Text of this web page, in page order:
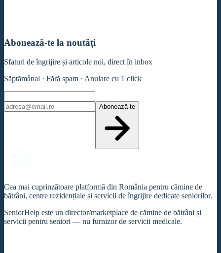
Abonează-te la noutăți
Sfaturi de îngrijire și articole noi, direct în inbox
Săptămânal · Fără spam · Anulare cu 1 click
Abonează-te
Cea mai cuprinzătoare platformă din România pentru cămine de
bătrâni, centre rezidențiale și servicii de îngrijire dedicate seniorilor.
SeniorHelp este un director/marketplace de cămine de bătrâni și
servicii pentru seniori — nu furnizor de servicii medicale.